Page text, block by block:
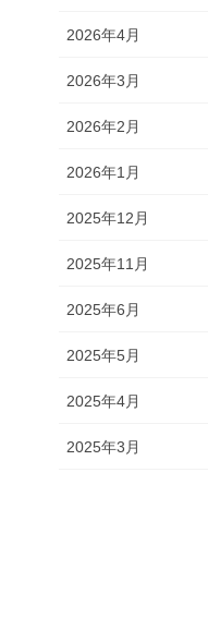
2026年4月
2026年3月
2026年2月
2026年1月
2025年12月
2025年11月
2025年6月
2025年5月
2025年4月
2025年3月